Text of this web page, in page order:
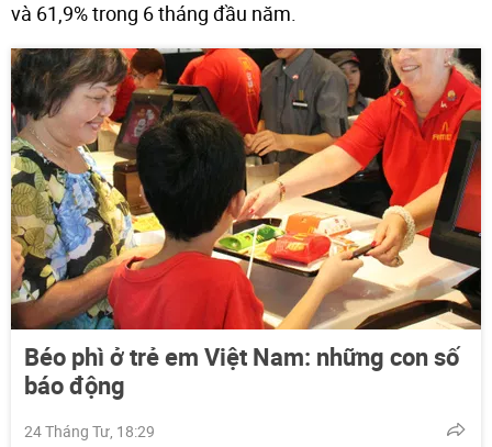
và 61,9% trong 6 tháng đầu năm.
Béo phì ở trẻ em Việt Nam: những con số
báo động
24 Tháng Tư, 18:29